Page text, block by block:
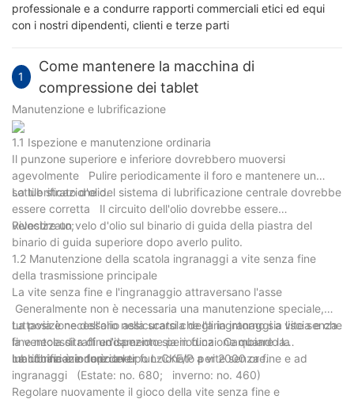
professionale e a condurre rapporti commerciali etici ed equi
con i nostri dipendenti, clienti e terze parti
1
Come mantenere la macchina di
compressione dei tablet
Manutenzione e lubrificazione
1.1 Ispezione e manutenzione ordinaria
Il punzone superiore e inferiore dovrebbero muoversi
agevolmente Pulire periodicamente il foro e mantenere un
sottile strato d'olio.
La lubrificazione del sistema di lubrificazione centrale dovrebbe
essere corretta Il circuito dell'olio dovrebbe essere
velocizzato;
Rivestire un velo d'olio sul binario di guida della piastra del
binario di guida superiore dopo averlo pulito.
1.2 Manutenzione della scatola ingranaggi a vite senza fine
della trasmissione principale
La vite senza fine e l'ingranaggio attraversano l'asse
Generalmente non è necessaria una manutenzione speciale,
tuttavia è necessario assicurarsi che l'aria intorno sia liscia e che
la ventola di raffreddamento sia in funzione quando la
macchina è in funzione.
La posizione dell'olio nella scatola degli ingranaggi a vite senza
fine necessita di un'ispezione periodica Cambiare la
lubrificazione dopo aver funzionato per 2000 ore.
La lubrificazione è del tipo L-CKE/P a vite senza fine e ad
ingranaggi (Estate: no. 680; inverno: no. 460)
Regolare nuovamente il gioco della vite senza fine e